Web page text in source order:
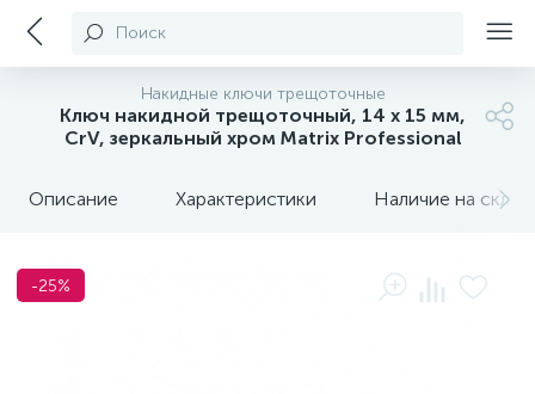
Поиск
Накидные ключи трещоточные
Ключ накидной трещоточный, 14 х 15 мм,
CrV, зеркальный хром Matrix Professional
Описание Характеристики Наличие на
-25%